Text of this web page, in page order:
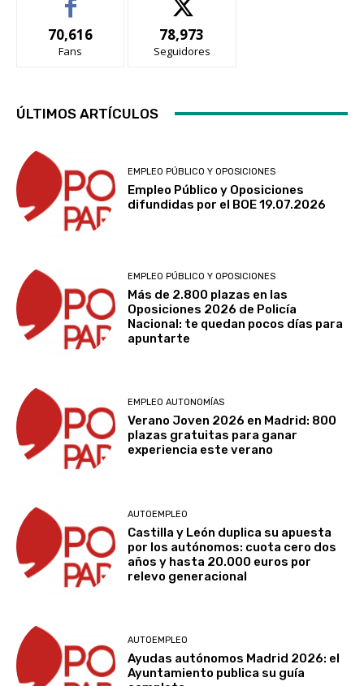
70,616
Fans
78,973
Seguidores
ÚLTIMOS ARTÍCULOS
EMPLEO PÚBLICO Y OPOSICIONES
Empleo Público y Oposiciones
difundidas por el BOE 19.07.2026
EMPLEO PÚBLICO Y OPOSICIONES
Más de 2.800 plazas en las
Oposiciones 2026 de Policía
Nacional: te quedan pocos días para
apuntarte
EMPLEO AUTONOMÍAS
Verano Joven 2026 en Madrid: 800
plazas gratuitas para ganar
experiencia este verano
AUTOEMPLEO
Castilla y León duplica su apuesta
por los autónomos: cuota cero dos
años y hasta 20.000 euros por
relevo generacional
AUTOEMPLEO
Ayudas autónomos Madrid 2026: el
Ayuntamiento publica su guía